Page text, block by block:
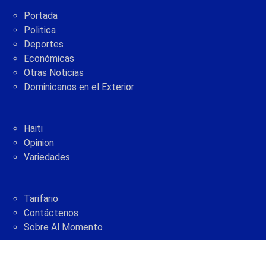
Portada
Politica
Deportes
Económicas
Otras Noticias
Dominicanos en el Exterior
Haiti
Opinion
Variedades
Tarifario
Contáctenos
Sobre Al Momento